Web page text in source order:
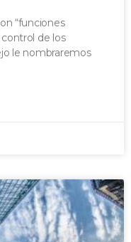
“funciones
de los
le nombraremos